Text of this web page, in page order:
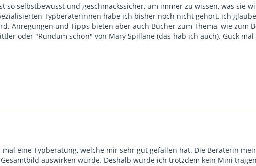
so selbstbewusst und geschmackssicher, um immer zu wissen, was sie
Typberaterinnen habe ich bisher noch nicht gehört, ich
Anregungen und Tipps bieten aber auch Bücher zum Thema, wie zum
oder "Rundum schön" von Mary Spillane (das hab ich auch). Guck
mal eine Typberatung, welche mir sehr gut gefallen hat. Die Beraterin
auswirken würde. Deshalb würde ich trotzdem kein Mini